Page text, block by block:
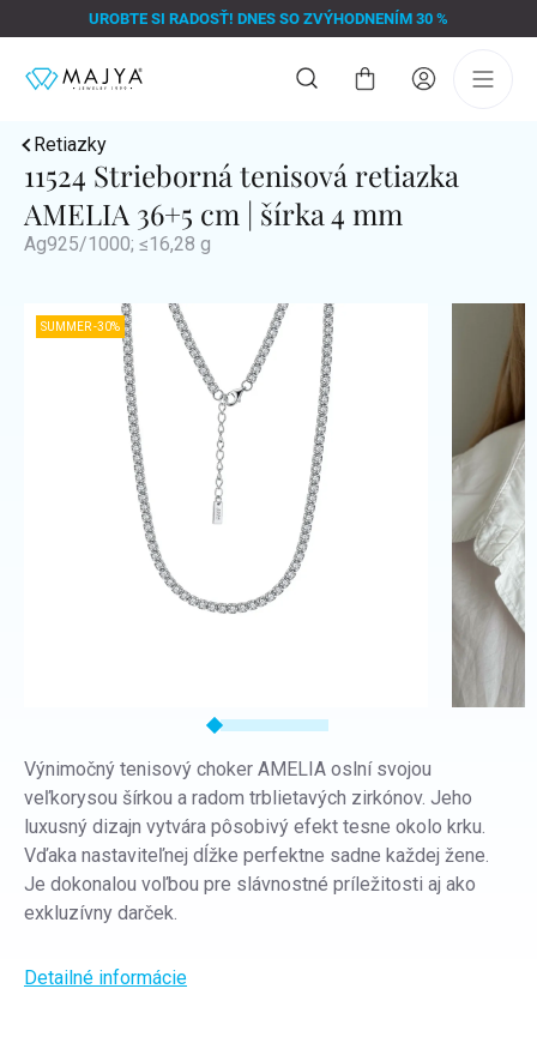
na
UROBTE SI RADOSŤ! DNES SO ZVÝHODNENÍM 30 %
Nákupný
Retiazky
11524 Strieborná tenisová retiazka
AMELIA 36+5 cm | šírka 4 mm
Ag925/1000; ≤16,28 g
SUMMER -30%
Výnimočný tenisový choker AMELIA oslní svojou
veľkorysou šírkou a radom trblietavých zirkónov. Jeho
luxusný dizajn vytvára pôsobivý efekt tesne okolo krku.
Vďaka nastaviteľnej dĺžke perfektne sadne každej žene.
Je dokonalou voľbou pre slávnostné príležitosti aj ako
exkluzívny darček.
Detailné informácie